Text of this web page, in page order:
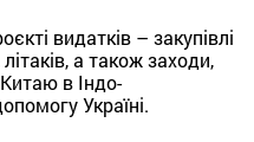
видатків – закупівлі
а також заходи,
в Індо-
Україні.